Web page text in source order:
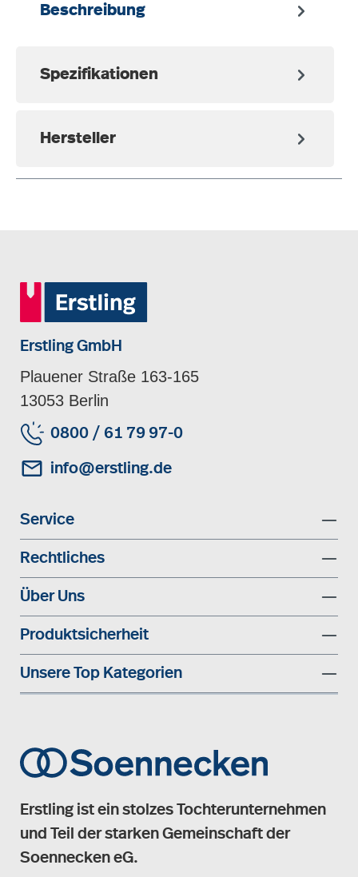
Beschreibung
Spezifikationen
Hersteller
Erstling GmbH
Plauener Straße 163-165
13053 Berlin
0800 / 61 79 97-0
info@erstling.de
Service
Rechtliches
Über Uns
Produktsicherheit
Unsere Top Kategorien
Erstling ist ein stolzes Tochterunternehmen
und Teil der starken Gemeinschaft der
Soennecken eG.